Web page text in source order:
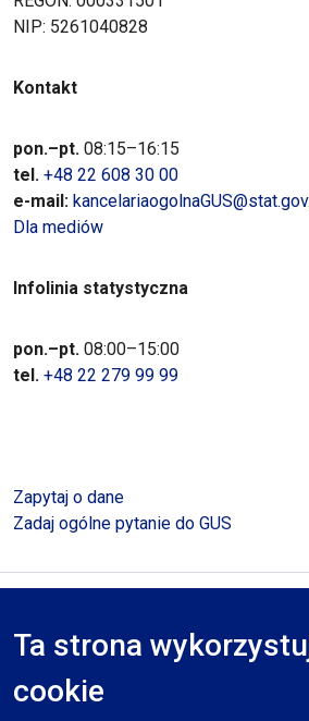
Ta strona
cookie
NIP: 5261040828
Kontakt
pon.–pt. 08:15–16:15
tel. +48 22 608 30 00
e-mail:
Dla mediów
Infolinia statystyczna
pon.–pt. 08:00–15:00
tel. +48 22 279 99 99
Zapytaj o dane
Zadaj ogólne pytanie do GUS
RODO